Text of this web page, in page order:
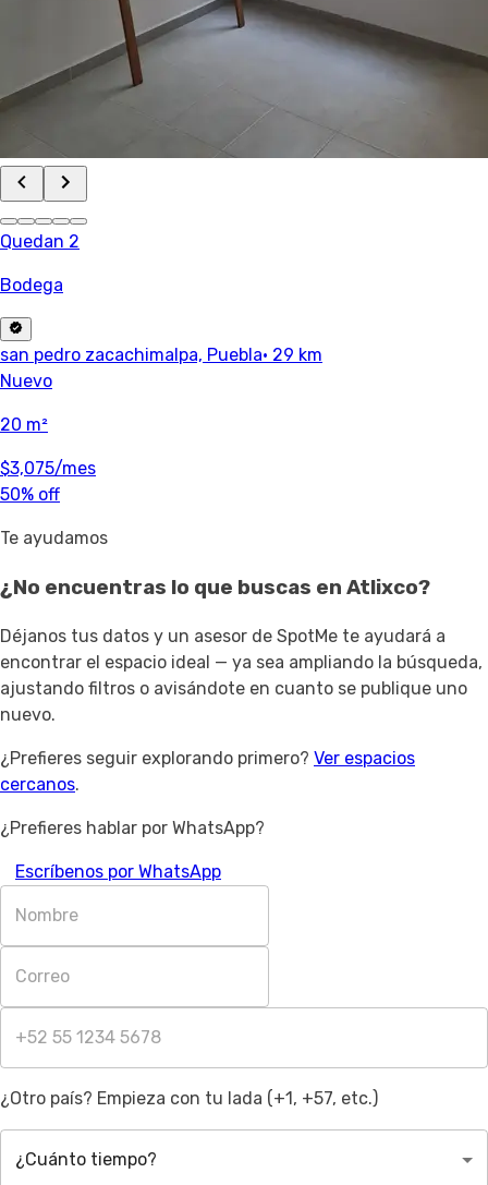
Quedan 2
Bodega
san pedro zacachimalpa, Puebla· 29 km
Nuevo
20 m²
$3,075/mes
50% off
Te ayudamos
¿No encuentras lo que buscas en Atlixco?
Déjanos tus datos y un asesor de SpotMe te ayudará a
encontrar el espacio ideal — ya sea ampliando la búsqueda,
ajustando filtros o avisándote en cuanto se publique uno
nuevo.
¿Prefieres seguir explorando primero? Ver espacios
cercanos.
¿Prefieres hablar por WhatsApp?
Escríbenos por WhatsApp
¿Otro país? Empieza con tu lada (+1, +57, etc.)
¿Cuánto tiempo?